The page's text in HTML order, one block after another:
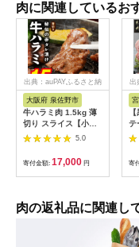
肉に関連しているお
出典：auPAYふるさと納
大阪府 泉佐野市
牛ハラミ肉 1.5kg 薄
切り スライス【小分
け 500g×3 訳あり サ
イズ不揃い 秘伝の赤
タレ漬け 牛肉 焼肉用
焼くだけ 小分け BBQ
やきにく 数量限定】
5.0
寄付金額: 17,000 円
出
テ
寄
肉の返礼品に関連し